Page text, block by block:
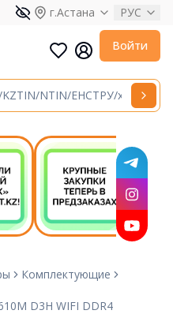
г.Астана РУС
Войти
Комплектующие
D3H WIFI DDR4